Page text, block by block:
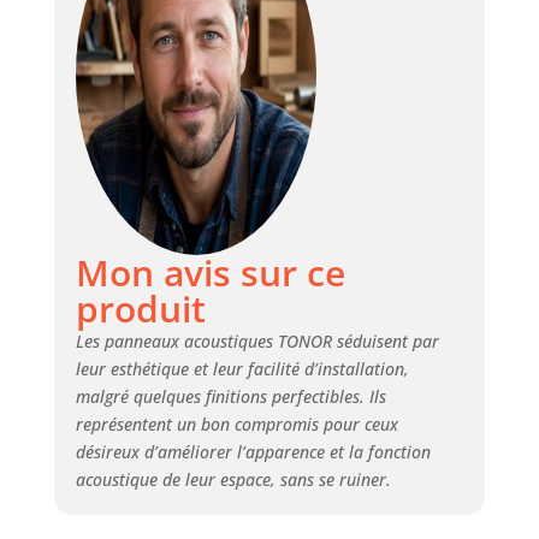
répondent à la norme
environnementale E0. Ils sont
sans danger pour les personnes
de tous âges et les animaux
domestiques et assurent un
environnement sûr. Design
élégant : Avec leur motif rayé
classique et tendance, ces
panneaux muraux en bois
servent également de
décoration murale et peuvent
être facilement coupés à
différentes tailles, sans affecter
les performances. Idéal pour les
studios d'enregistrement, le
home cinéma, les salons, les
salles de jeux et les salles de
conférence. Après-achat : nos
emballages de panneaux
Mon avis sur ce
produit
Les panneaux acoustiques TONOR séduisent par
leur esthétique et leur facilité d’installation,
malgré quelques finitions perfectibles. Ils
représentent un bon compromis pour ceux
désireux d’améliorer l’apparence et la fonction
acoustique de leur espace, sans se ruiner.